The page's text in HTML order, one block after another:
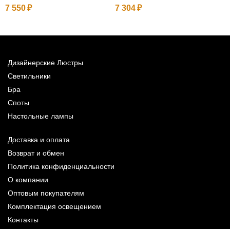
7 550
7 304
Дизайнерские Люстры
Светильники
Бра
Споты
Настольные лампы
Доставка и оплата
Возврат и обмен
Политика конфиденциальности
О компании
Оптовым покупателям
Комплектация освещением
Контакты